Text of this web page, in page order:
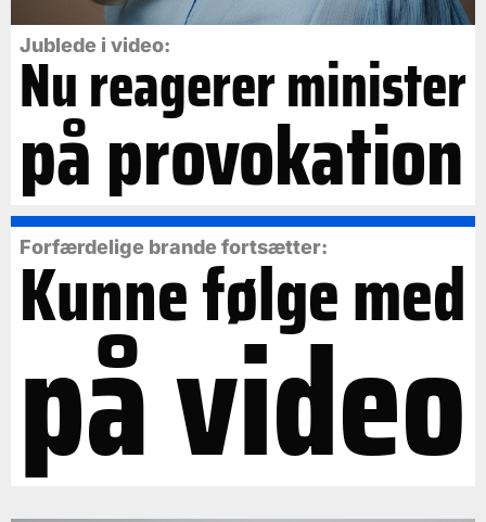
Jublede i video:
Nu reagerer minister
på provokation
Forfærdelige brande fortsætter:
Kunne følge med
på video